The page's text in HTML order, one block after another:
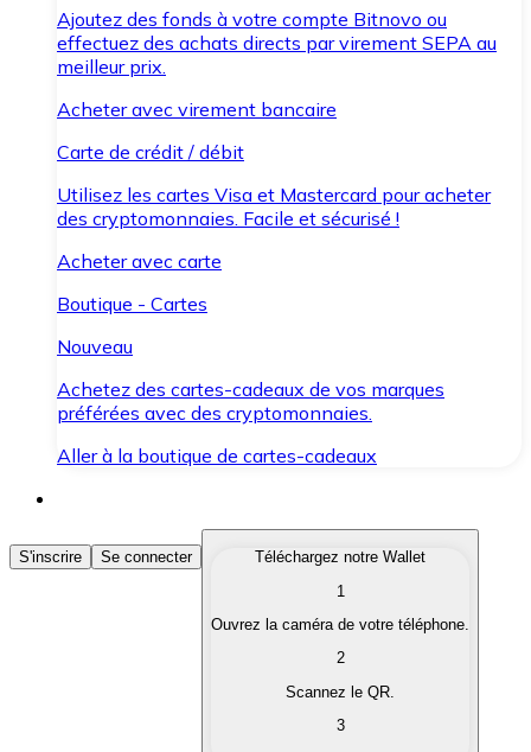
Ajoutez des fonds à votre compte Bitnovo ou
effectuez des achats directs par virement SEPA au
meilleur prix.
Acheter avec virement bancaire
Carte de crédit / débit
Utilisez les cartes Visa et Mastercard pour acheter
des cryptomonnaies. Facile et sécurisé !
Acheter avec carte
Boutique - Cartes
Nouveau
Achetez des cartes-cadeaux de vos marques
préférées avec des cryptomonnaies.
Aller à la boutique de cartes-cadeaux
Acheter des Cryptomonnaies
Achetez les cryptomonnaies qui vous intéressent
Convertissez vos cryptomonnaies en monnaie
S'inscrire Se connecter
Téléchargez notre Wallet
1
Ouvrez la caméra de votre téléphone.
2
Scannez le QR.
3